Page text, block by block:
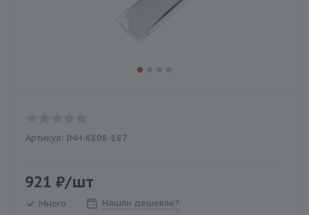
Артикул: INH-K808-187
921 ₽/шт
Много
Нашли дешевле?